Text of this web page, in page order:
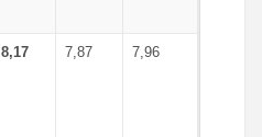
8,17 7,87 7,96